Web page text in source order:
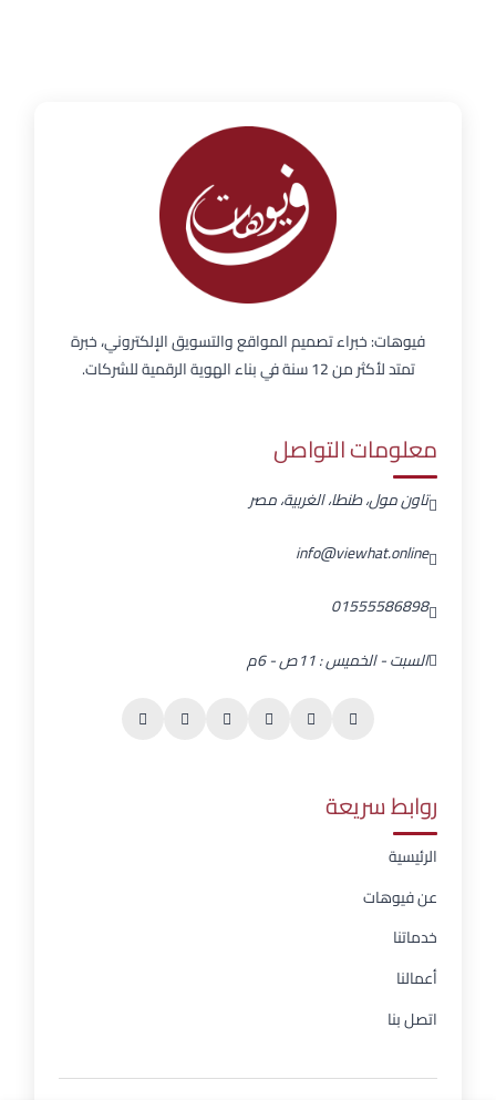
فيوهات: خبراء تصميم المواقع والتسويق الإلكتروني، خبرة
تمتد لأكثر من 12 سنة في بناء الهوية الرقمية للشركات.
معلومات التواصل
تاون مول، طنطا، الغربية، مصر
info@viewhat.online
01555586898
السبت - الخميس : 11ص - 6م
روابط سريعة
الرئيسية
عن فيوهات
خدماتنا
أعمالنا
اتصل بنا